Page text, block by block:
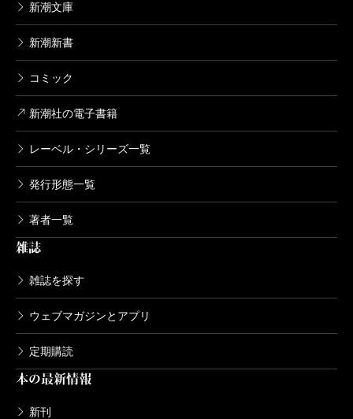
新潮文庫
新潮新書
コミック
新潮社の電子書籍
レーベル・シリーズ一覧
発行形態一覧
著者一覧
雑誌
雑誌を探す
ウェブマガジンとアプリ
定期購読
本の最新情報
新刊